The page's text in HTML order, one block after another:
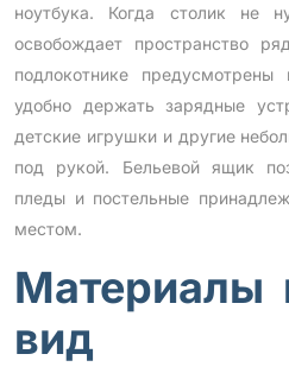
ноутбука. Когда столик не
освобождает пространство
подлокотнике
удобно держать зарядные
детские игрушки и другие
под рукой. Бельевой ящик
пледы и постельные
местом.
Материалы
вид